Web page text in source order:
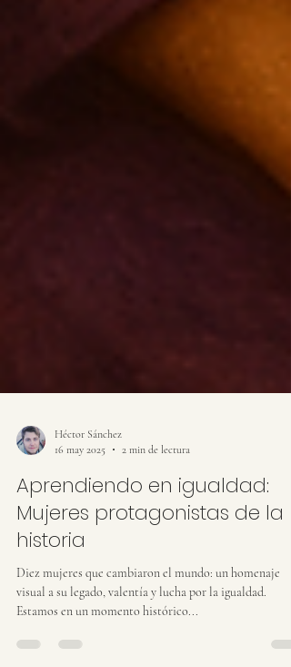
Héctor Sánchez
16 may 2025
Aprendiendo en igualdad:
Mujeres protagonistas de la
historia